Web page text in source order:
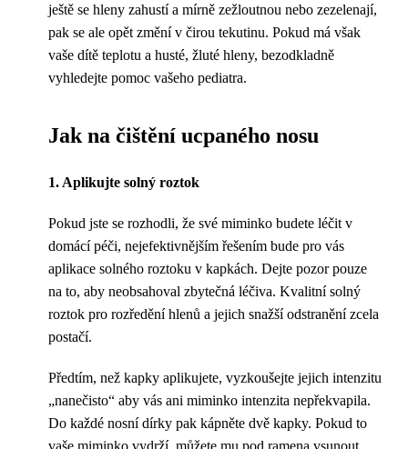
ještě se hleny zahustí a mírně zežloutnou nebo zezelenají,
pak se ale opět změní v čirou tekutinu. Pokud má však
vaše dítě teplotu a husté, žluté hleny, bezodkladně
vyhledejte pomoc vašeho pediatra.
Jak na čištění ucpaného nosu
1. Aplikujte solný roztok
Pokud jste se rozhodli, že své miminko budete léčit v
domácí péči, nejefektivnějším řešením bude pro vás
aplikace solného roztoku v kapkách. Dejte pozor pouze
na to, aby neobsahoval zbytečná léčiva. Kvalitní solný
roztok pro rozředění hlenů a jejich snažší odstranění zcela
postačí.
Předtím, než kapky aplikujete, vyzkoušejte jejich intenzitu
„nanečisto“ aby vás ani miminko intenzita nepřekvapila.
Do každé nosní dírky pak kápněte dvě kapky. Pokud to
vaše miminko vydrží, můžete mu pod ramena vsunout